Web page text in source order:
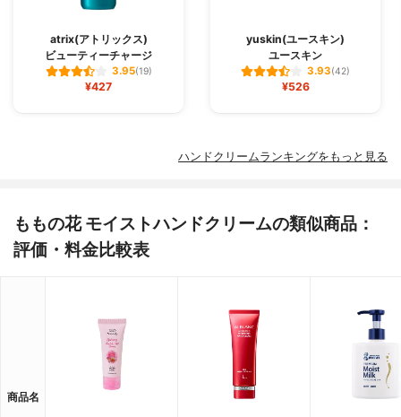
atrix(アトリックス)
ビューティーチャージ
3.95(19)
¥427
yuskin(ユースキン)
ユースキン
3.93(42)
¥526
ハンドクリームランキングをもっと見る
ももの花 モイストハンドクリームの類似商品：
評価・料金比較表
商品名